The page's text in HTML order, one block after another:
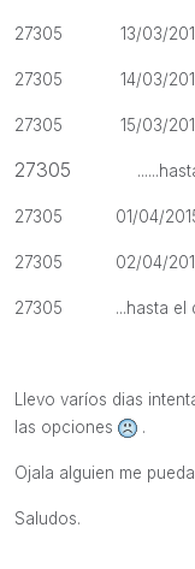
27305 13/03/
27305 14/03/
27305 15/03/
27305
27305 01/04/
27305 02/04/
27305 ...hasta el
Llevo varíos dias
las opciones
.
Ojala alguien me
Saludos.